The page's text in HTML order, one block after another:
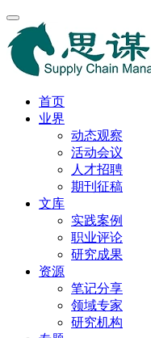
首页
业界
动态观察
活动会议
人才招聘
期刊征稿
文库
实践案例
职业评论
研究成果
资源
笔记分享
领域专家
研究机构